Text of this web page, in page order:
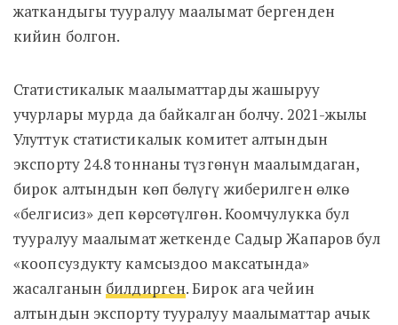
жаткандыгы тууралуу маалымат бергенден
кийин болгон.
Статистикалык маалыматтарды жашыруу
учурлары мурда да байкалган болчу. 2021-жылы
Улуттук статистикалык комитет алтындын
экспорту 24.8 тоннаны түзгөнүн маалымдаган,
бирок алтындын көп бөлүгү жиберилген өлкө
«белгисиз» деп көрсөтүлгөн. Коомчулукка бул
тууралуу маалымат жеткенде Садыр Жапаров бул
«коопсуздукту камсыздоо максатында»
жасалганын билдирген. Бирок ага чейин
алтындын экспорту тууралуу маалыматтар ачык